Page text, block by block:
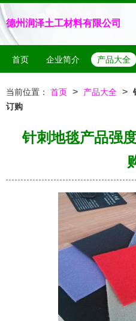
德州润泽土工材料有限公司
首页 企业简介 产品大全
当前位置： 首页 > 产品大全 >
订购
针刺地毯产品强